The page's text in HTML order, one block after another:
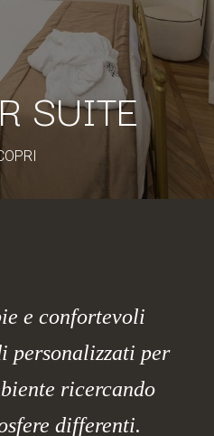
SUITE
e confortevoli
personalizzati per
ricercando
differenti.